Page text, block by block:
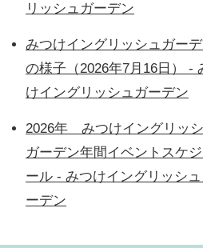
リッシュガーデン
みつけイングリッシュガー
の様子（2026年7月16日） -
けイングリッシュガーデン
2026年 みつけイングリッ
ガーデン年間イベントスケ
ール - みつけイングリッシ
ーデン